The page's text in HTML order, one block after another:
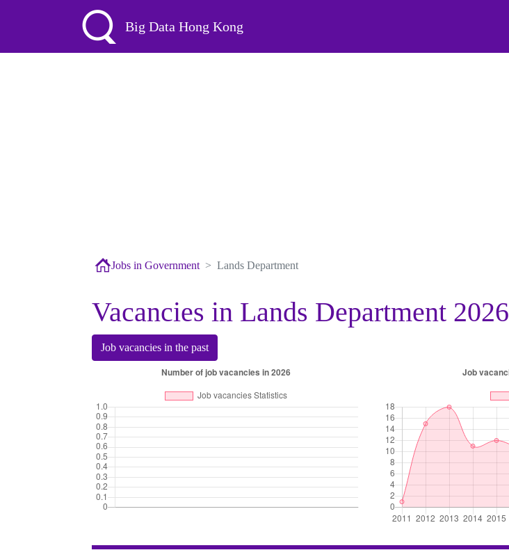
Big Data Hong Kong
Jobs in Government Lands Department
Vacancies in Lands Department 2026
Job vacancies in the past